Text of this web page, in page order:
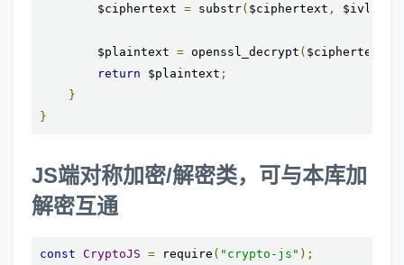
        $ciphertext
= substr( $ciphertext , $ivlen
        $plaintext
= openssl_decrypt ( $ciphertext
return $plaintext ;
}
}
JS端对称加密/解密类，可与本库加
解密互通
const CryptoJS = require ( "crypto-js" );